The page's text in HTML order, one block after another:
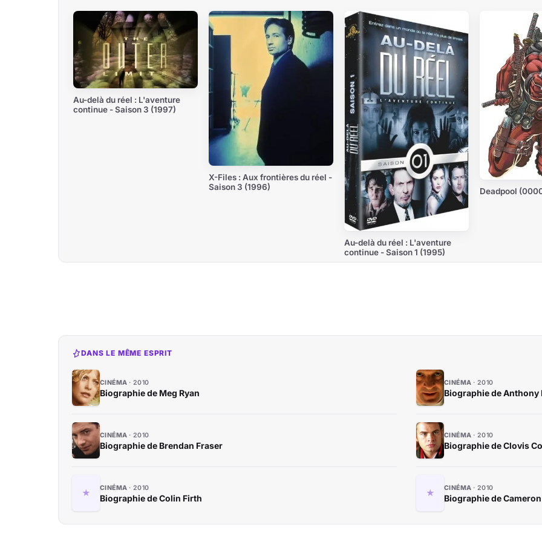
Au-delà du réel : L'aventure
continue - Saison 3 (1997)
X-Files : Aux frontières du réel -
Saison 3 (1996)
Au-delà du réel : L'aventure
continue - Saison 1 (1995)
Deadpool
DANS LE MÊME ESPRIT
CINÉMA 2010
Biographie de Meg Ryan
CINÉMA 2010
Biographie de Anthony
CINÉMA 2010
Biographie de Brendan Fraser
CINÉMA 2010
Biographie de Clovis
CINÉMA 2010
Biographie de Colin Firth
CINÉMA 2010
Biographie de